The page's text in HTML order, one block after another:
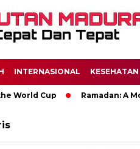
INTERNASIONAL KESEHATAN
Cup Ramadan: A